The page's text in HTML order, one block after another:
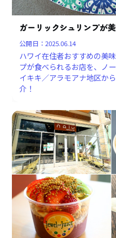
ガーリックシュリンプが
公開日：2025.06.14
ハワイ在住者おすすめの美
プが食べられるお店を、ノ
イキキ／アラモアナ地区か
介！